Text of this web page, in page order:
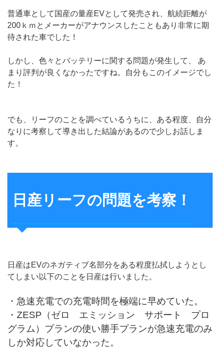
普通車として国産の量産EVとして発売され、航続距離が
200ｋｍとメーカーがアナウンスしたこともあり非常に期
待された車でした！
しかし、色々とバッテリーに関する問題が発生して、 あ
まり評判が良くなかったですね。自分もこのイメージでし
た！
でも、リーフのことを調べているうちに、ある程度、自分
なりに考察して導き出した結論があるので少しお話しま
す。
日産リーフの問題を考察！
日産はEVのネガティブ名部分をある程度払拭しようとし
てしまい以下のことを日産は行いました。
・急速充電での充電時間を極端に早めていた。
・ZESP（ゼロ エミッション サポート プロ
グラム）プランの使い勝手プランが急速充電のみ
しか対応していなかった。